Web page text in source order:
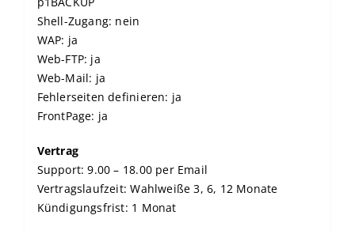
Shell-Zugang: nein
WAP: ja
Web-FTP: ja
Web-Mail: ja
Fehlerseiten definieren: ja
FrontPage: ja
Vertrag
Support: 9.00 – 18.00 per Email
Vertragslaufzeit: Wahlweiße 3, 6, 12 Monate
Kündigungsfrist: 1 Monat